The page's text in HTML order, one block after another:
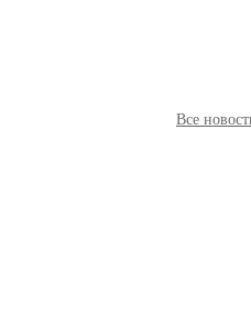
Все